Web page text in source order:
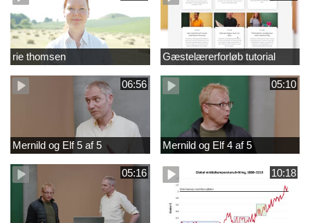
rie thomsen Gæstelærerforløb tutorial
06:56
Mernild og Elf 5 af 5
05:10
Mernild og Elf 4 af 5
05:16 10:18